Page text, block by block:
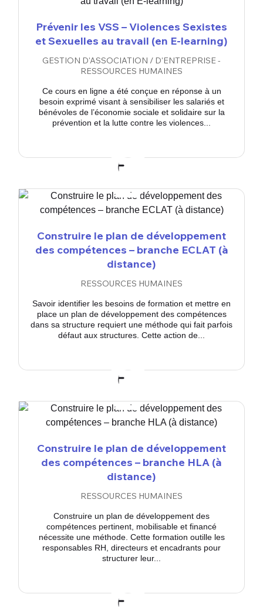
Prévenir les VSS – Violences Sexistes
et Sexuelles au travail (en E-learning)
GESTION D'ASSOCIATION / D'ENTREPRISE -
RESSOURCES HUMAINES
Ce cours en ligne a été conçue en réponse à un
besoin exprimé visant à sensibiliser les salariés et
bénévoles de l’économie sociale et solidaire sur la
prévention et la lutte contre les violences...
Construire le plan de développement
des compétences – branche ECLAT (à
distance)
RESSOURCES HUMAINES
Savoir identifier les besoins de formation et mettre en
place un plan de développement des compétences
dans sa structure requiert une méthode qui fait parfois
défaut aux structures. Cette action de...
Construire le plan de développement
des compétences – branche HLA (à
distance)
RESSOURCES HUMAINES
Construire un plan de développement des
compétences pertinent, mobilisable et financé
nécessite une méthode. Cette formation outille les
responsables RH, directeurs et encadrants pour
structurer leur...